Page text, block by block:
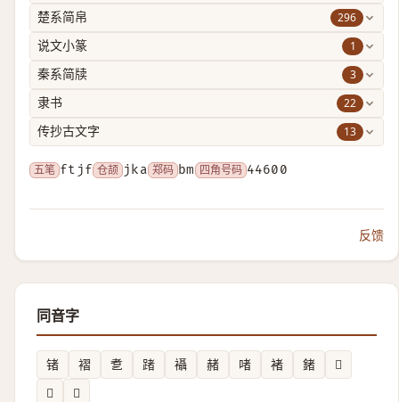
楚系简帛 296
说文小篆 1
秦系简牍 3
隶书 22
传抄古文字 13
五笔 ftjf 仓颉 jka 郑码 bm 四角号码 44600
反馈
同音字
锗 褶 乽 踷 襵 赭 啫 褚 鍺
𤗡
𥭻
𩤜